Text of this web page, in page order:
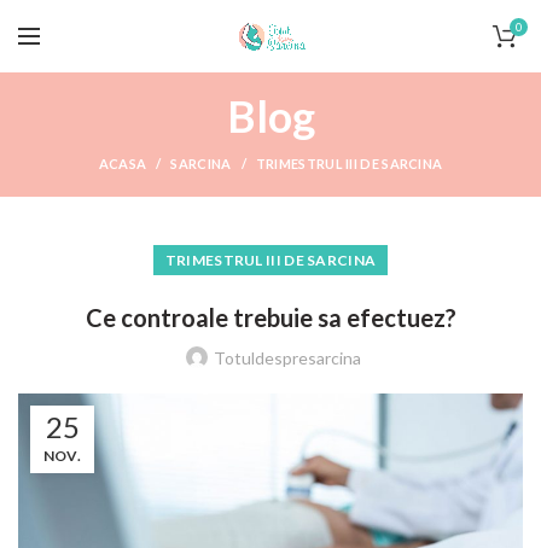
0
Blog
ACASA SARCINA TRIMESTRUL III DE SARCINA
TRIMESTRUL III DE SARCINA
Ce controale trebuie sa efectuez?
Totuldespresarcina
25
NOV.